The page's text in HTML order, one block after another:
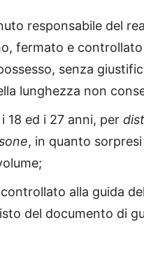
responsabile del
fermato e
senza
lunghezza non
18 ed i 27 anni, per
, in quanto
alla guida
del documento di